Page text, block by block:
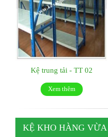
Kệ trung tải - TT 02
Xem thêm
KỆ KHO HÀNG